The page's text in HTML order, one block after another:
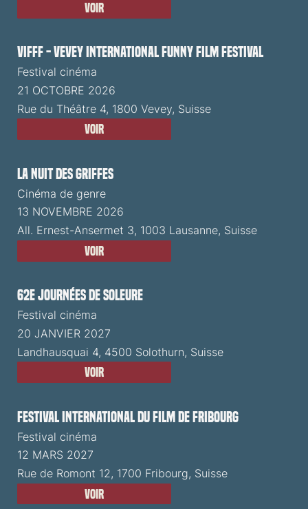
Voir
VIFFF - Vevey International Funny Film Festival
Festival cinéma
21 OCTOBRE 2026
Rue du Théâtre 4, 1800 Vevey, Suisse
Voir
La Nuit des Griffes
Cinéma de genre
13 NOVEMBRE 2026
All. Ernest-Ansermet 3, 1003 Lausanne, Suisse
Voir
62e Journées de Soleure
Festival cinéma
20 JANVIER 2027
Landhausquai 4, 4500 Solothurn, Suisse
Voir
Festival International du Film de Fribourg
Festival cinéma
12 MARS 2027
Rue de Romont 12, 1700 Fribourg, Suisse
Voir